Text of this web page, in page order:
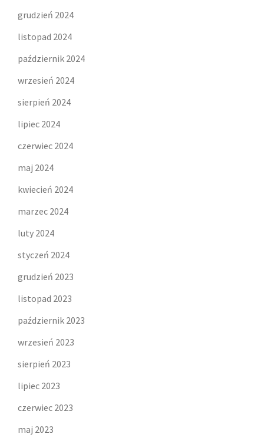
grudzień 2024
listopad 2024
październik 2024
wrzesień 2024
sierpień 2024
lipiec 2024
czerwiec 2024
maj 2024
kwiecień 2024
marzec 2024
luty 2024
styczeń 2024
grudzień 2023
listopad 2023
październik 2023
wrzesień 2023
sierpień 2023
lipiec 2023
czerwiec 2023
maj 2023